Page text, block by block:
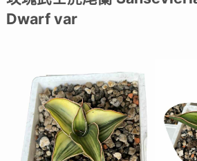
Dwarf var